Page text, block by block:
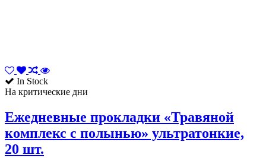
In Stock
На критические дни
Ежедневные прокладки «Травяной
комплекс с полынью» ультратонкие,
20 шт.